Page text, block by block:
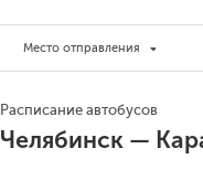
Место отправления
Расписание автобусов
Челябинск —